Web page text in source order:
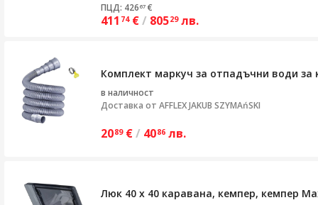
ПЦД: 426 67 €
411 74 €/ 80529 лв.
Комплект маркуч за отпадъчни води за
в наличност
Доставка от AFFLEX JAKUB SZYMAńSKI
2089 €/ 4086 лв.
Люк 40 x 40 каравана, кемпер, кемпер